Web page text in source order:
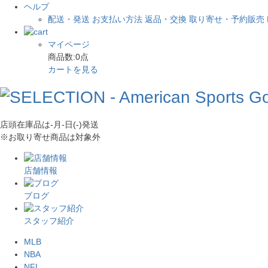
ヘルプ
配送・発送 お支払い方法 返品・交換 取り寄せ・予約販売
マイページ
商品数:0点
カートを見る
店頭在庫品は-月-日(-)発送
※お取り寄せ商品は対象外
店舗情報
ブログ
スタッフ紹介
MLB
NBA